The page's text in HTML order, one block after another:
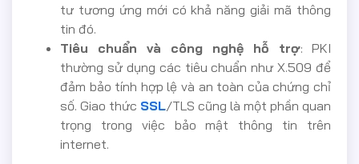
tư tương ứng mới có khả năng giải mã thông
tin đó.
Tiêu chuẩn và công nghệ hỗ trợ: PKI
thường sử dụng các tiêu chuẩn như X.509 để
đảm bảo tính hợp lệ và an toàn của chứng chỉ
số. Giao thức SSL/TLS cũng là một phần quan
trọng trong việc bảo mật thông tin trên
internet.